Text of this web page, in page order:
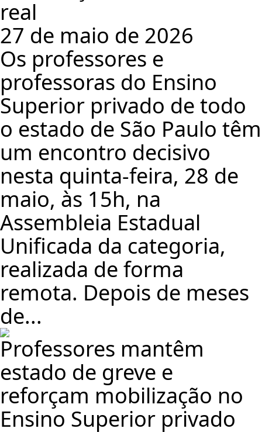
real
27 de maio de 2026
Os professores e
professoras do Ensino
Superior privado de todo
o estado de São Paulo têm
um encontro decisivo
nesta quinta-feira, 28 de
maio, às 15h, na
Assembleia Estadual
Unificada da categoria,
realizada de forma
remota. Depois de meses
de...
Professores mantêm
estado de greve e
reforçam mobilização no
Ensino Superior privado